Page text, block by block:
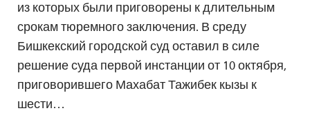
из которых были приговорены к длительным
срокам тюремного заключения. В среду
Бишкекский городской суд оставил в силе
решение суда первой инстанции от 10 октября,
приговорившего Махабат Тажибек кызы к
шести…